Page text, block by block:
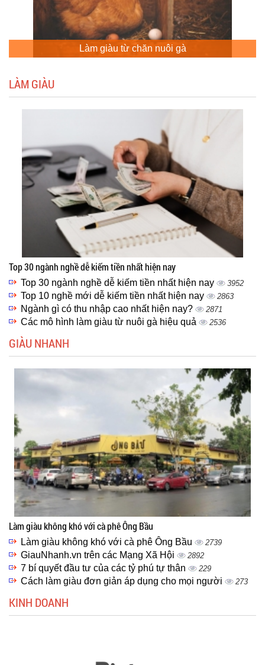
Làm giàu từ chăn nuôi gà
LÀM GIÀU
Top 30 ngành nghề dễ kiếm tiền nhất hiện nay
Top 30 ngành nghề dễ kiếm tiền nhất hiện nay 3952
Top 10 nghề mới dễ kiếm tiền nhất hiện nay 2863
Ngành gì có thu nhập cao nhất hiện nay? 2871
Các mô hình làm giàu từ nuôi gà hiệu quả 2536
GIÀU NHANH
Làm giàu không khó với cà phê Ông Bầu
Làm giàu không khó với cà phê Ông Bầu 2739
GiauNhanh.vn trên các Mạng Xã Hội 2892
7 bí quyết đầu tư của các tỷ phú tự thân 229
Cách làm giàu đơn giản áp dụng cho mọi người 273
KINH DOANH